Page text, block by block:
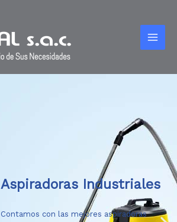
Aspiradoras Industriales
Contamos con las mejores aspiradoras